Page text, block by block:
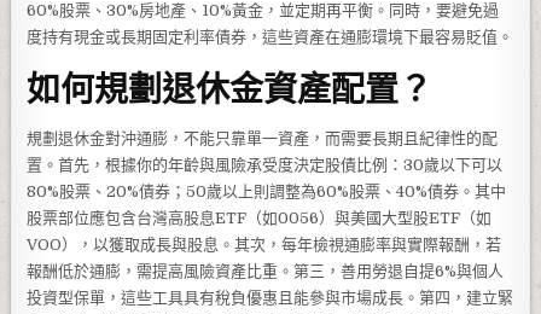
60%股票、30%房地產、10%黃金，並定期再平衡。同時，要避免過
度持有現金或長期固定利率債券，這些資產在通膨環境下最容易貶值。
如何規劃退休金資產配置？
規劃退休金對沖通膨，不能只靠單一資產，而需要長期且紀律性的配
置。首先，根據你的年齡與風險承受度決定股債比例：30歲以下可以
80%股票、20%債券；50歲以上則調整為60%股票、40%債券。其中
股票部位應包含台灣高股息ETF（如0056）與美國大型股ETF（如
VOO），以獲取成長與股息。其次，每年檢視通膨率與實際報酬，若
報酬低於通膨，需提高風險資產比重。第三，善用勞退自提6%與個人
投資型保單，這些工具具有稅負優惠且能參與市場成長。第四，建立緊